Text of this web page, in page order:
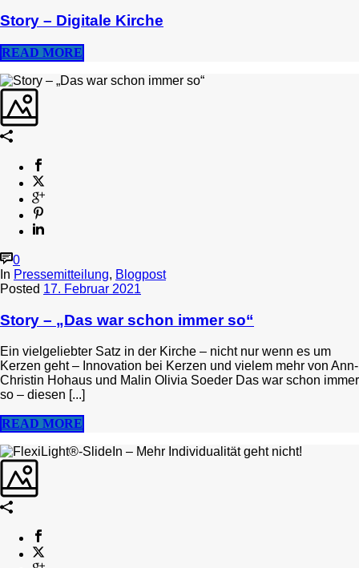
Story – Digitale Kirche
READ MORE
0
In Pressemitteilung, Blogpost
Posted 17. Februar 2021
Story – „Das war schon immer so“
Ein vielgeliebter Satz in der Kirche – nicht nur wenn es um
Kerzen geht – Innovation bei Kerzen und vielem mehr von Ann-
Christin Hohaus und Malin Olivia Soeder Das war schon immer
so – diesen [...]
READ MORE